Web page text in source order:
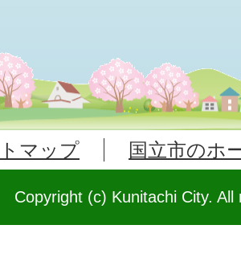
マップ 国立市のホ
Copyright (c) Kunitachi City.